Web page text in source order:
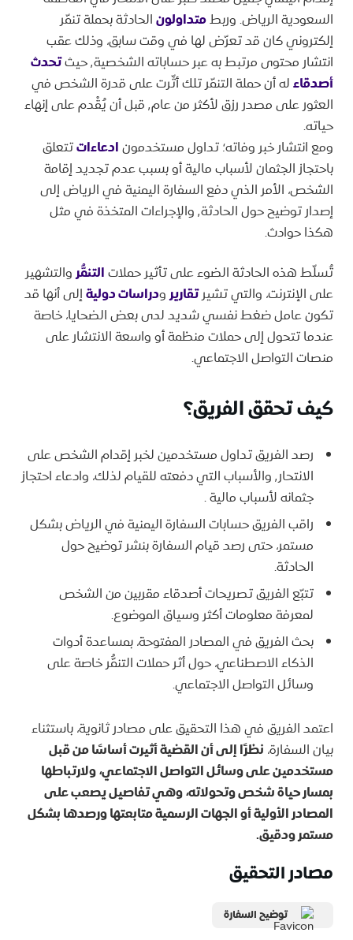
السعودية الرياض. وربطمتداولونالحادثة بحملة تنمّر
إلكتروني كان قد تعرّض لها في وقت سابق، وذلك عقب
انتشار محتوى مرتبط به عبر حساباته الشخصية٬ حيث
تحدث
أصدقاءله أن حملة التنمّر تلك أثّرت على قدرة الشخص في
العثور على مصدر رزق لأكثر من عام٬ قبل أن يُقْدم على إنهاء
حياته.
ومع انتشار خبر وفاته؛ تداول مستخدمونادعاءاتتتعلق
باحتجاز الجثمان لأسباب مالية أو بسبب عدم تجديد إقامة
الشخص، الأمر الذي دفع السفارة اليمنية في الرياض إلى
إصدار توضيح حول الحادثة٬ والإجراءات المتخذة في مثل
هكذا حوادث.
تُسلّط هذه الحادثة الضوء على تأثير حملاتالتنمُّروالتشهير
على الإنترنت، والتي تشيرتقاريرودراسات دوليةإلى أنها قد
تكون عامل ضغط نفسي شديد لدى بعض الضحايا، خاصة
عندما تتحول إلى حملات منظمة أو واسعة الانتشار على
منصات التواصل الاجتماعي.
كيف تحقق الفريق؟
رصد الفريق تداول مستخدمين لخبر إقدام الشخص على
الانتحار٬ والأسباب التي دفعته للقيام لذلك، وادعاء احتجاز
جثمانه لأسباب مالية .
راقب الفريق حسابات السفارة اليمنية في الرياض بشكل
مستمر، حتى رصد قيام السفارة بنشر توضيح حول
الحادثة.
تتبّع الفريق تصريحات أصدقاء مقربين من الشخص
لمعرفة معلومات أكثر وسياق الموضوع.
بحث الفريق في المصادر المفتوحة، بمساعدة أدوات
الذكاء الاصطناعي، حول أثر حملات التنمُّر خاصة على
وسائل التواصل الاجتماعي.
اعتمد الفريق في هذا التحقيق على مصادر ثانوية، باستثناء
بيان السفارة، نظرًا إلى أن القضية أثيرت أساسًا من قبل
مستخدمين على وسائل التواصل الاجتماعي، ولارتباطها
بمسار حياة شخص وتحولاته، وهي تفاصيل يصعب على
المصادر الأولية أو الجهات الرسمية متابعتها ورصدها بشكل
مستمر ودقيق.
مصادر التحقيق
توضيح السفارة